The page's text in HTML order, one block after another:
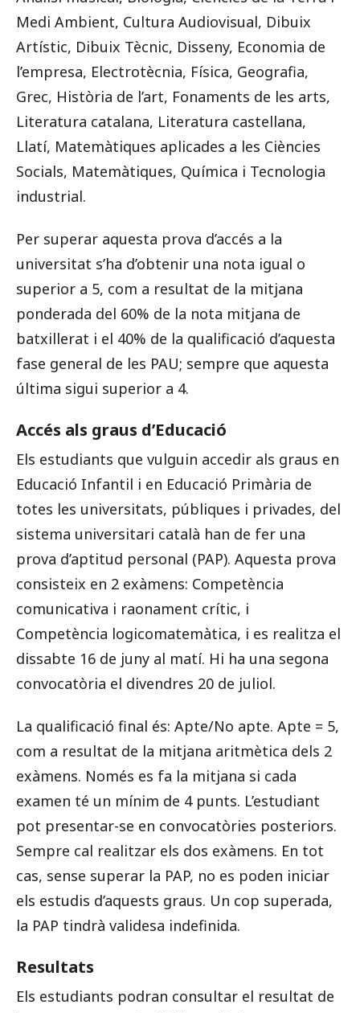
Medi Ambient, Cultura Audiovisual, Dibuix
Artístic, Dibuix Tècnic, Disseny, Economia de
l’empresa, Electrotècnia, Física, Geografia,
Grec, Història de l’art, Fonaments de les arts,
Literatura catalana, Literatura castellana,
Llatí, Matemàtiques aplicades a les Ciències
Socials, Matemàtiques, Química i Tecnologia
industrial.
Per superar aquesta prova d’accés a la
universitat s’ha d’obtenir una nota igual o
superior a 5, com a resultat de la mitjana
ponderada del 60% de la nota mitjana de
batxillerat i el 40% de la qualificació d’aquesta
fase general de les PAU; sempre que aquesta
última sigui superior a 4.
Accés als graus d’Educació
Els estudiants que vulguin accedir als graus en
Educació Infantil i en Educació Primària de
totes les universitats, públiques i privades, del
sistema universitari català han de fer una
prova d’aptitud personal (PAP). Aquesta prova
consisteix en 2 exàmens: Competència
comunicativa i raonament crític, i
Competència logicomatemàtica, i es realitza el
dissabte 16 de juny al matí. Hi ha una segona
convocatòria el divendres 20 de juliol.
La qualificació final és: Apte/No apte. Apte = 5,
com a resultat de la mitjana aritmètica dels 2
exàmens. Només es fa la mitjana si cada
examen té un mínim de 4 punts. L’estudiant
pot presentar-se en convocatòries posteriors.
Sempre cal realitzar els dos exàmens. En tot
cas, sense superar la PAP, no es poden iniciar
els estudis d’aquests graus. Un cop superada,
la PAP tindrà validesa indefinida.
Resultats
Els estudiants podran consultar el resultat de